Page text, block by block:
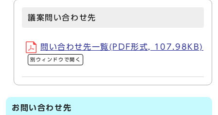
議案問い合わせ先
問い合わせ先一覧(PDF形式, 107.98KB)
別ウィンドウで開く
お問い合わせ先